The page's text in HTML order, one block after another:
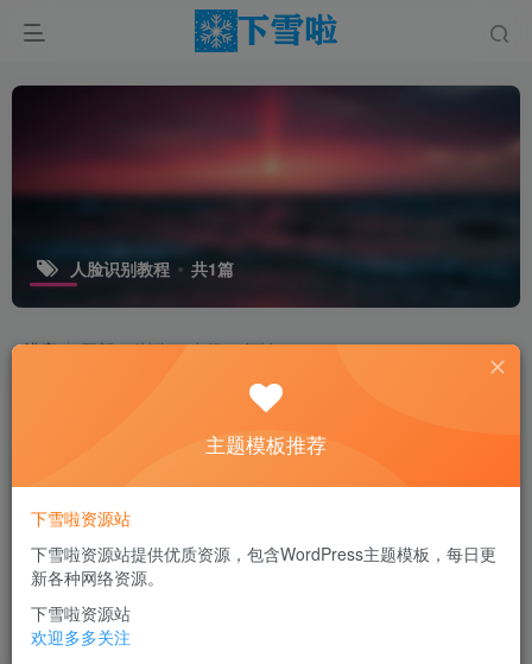
人脸识别教程 共1篇
排序 更新 浏览 点赞 评论
人脸识别教程 – 含源码课件完
整版
付费资源 ￥ 9.9
8月19日 15:20
主题模板推荐
下雪啦资源站
下雪啦资源站提供优质资源，包含WordPress主题模板，每日更
新各种网络资源。
下雪啦资源站
欢迎多多关注